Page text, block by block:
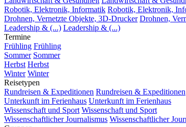
Robotik, Elektronik, Informatik Robotik, Elektronik,
Drohnen, Vernetzte Objekte, 3D-Drucker Drohnen,
Leadership & (...) Leadership & (...)
Termine
Frühling Frühling
Sommer Sommer
Herbst Herbst
Winter Winter
Reisetypen
Rundreisen & Expeditionen Rundreisen & Expeditionen
Unterkunft im Ferienhaus Unterkunft im Ferienhaus
Wissenschaft und Sport Wissenschaft und Sport
Wissenschaftlicher Journalismus Wissenschaftlicher